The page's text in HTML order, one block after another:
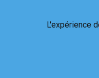
L'expérience